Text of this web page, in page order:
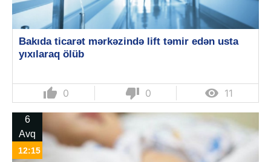
Bakıda ticarət mərkəzində lift təmir edən usta
yıxılaraq ölüb
thumb_up 0 thumb_down 0  11
6
Avq
12:15